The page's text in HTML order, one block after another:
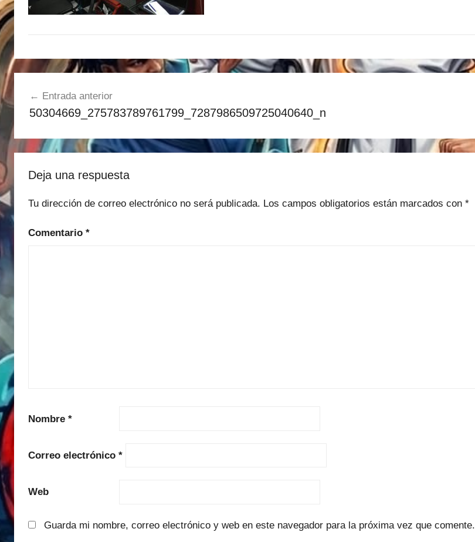
de
entradas
Entrada anterior
50304669_275783789761799_7287986509725040640_n
Deja una respuesta
Tu dirección de correo electrónico no será publicada. Los campos obligatorios están marcados con *
Comentario *
Nombre *
Correo electrónico *
Web
Guarda mi nombre, correo electrónico y web en este navegador para la próxima vez que comente.